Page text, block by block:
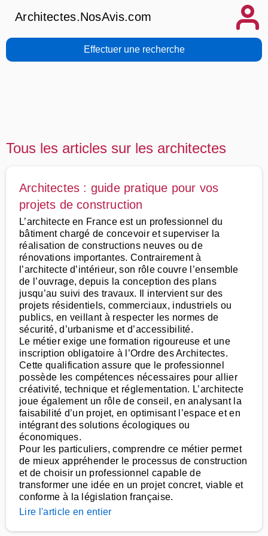
Architectes.NosAvis.com
Effectuer une recherche
Tous les articles sur les architectes
Architectes : guide pratique pour vos
projets de construction
L’architecte en France est un professionnel du
bâtiment chargé de concevoir et superviser la
réalisation de constructions neuves ou de
rénovations importantes. Contrairement à
l’architecte d’intérieur, son rôle couvre l’ensemble
de l’ouvrage, depuis la conception des plans
jusqu’au suivi des travaux. Il intervient sur des
projets résidentiels, commerciaux, industriels ou
publics, en veillant à respecter les normes de
sécurité, d’urbanisme et d’accessibilité.
Le métier exige une formation rigoureuse et une
inscription obligatoire à l’Ordre des Architectes.
Cette qualification assure que le professionnel
possède les compétences nécessaires pour allier
créativité, technique et réglementation. L’architecte
joue également un rôle de conseil, en analysant la
faisabilité d’un projet, en optimisant l’espace et en
intégrant des solutions écologiques ou
économiques.
Pour les particuliers, comprendre ce métier permet
de mieux appréhender le processus de construction
et de choisir un professionnel capable de
transformer une idée en un projet concret, viable et
conforme à la législation française.
Lire l'article en entier